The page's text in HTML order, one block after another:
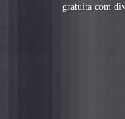
cotação